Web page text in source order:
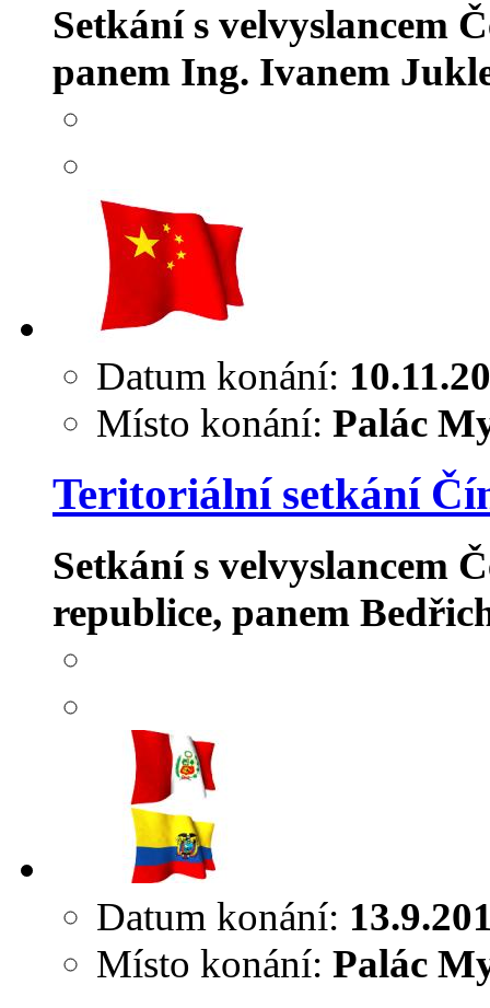
Setkání s velvyslancem
panem Ing. Ivanem
Datum konání:
Místo konání: Palác
Teritoriální setkání
Setkání s velvyslancem
republice, panem
Datum konání:
Místo konání: Palác